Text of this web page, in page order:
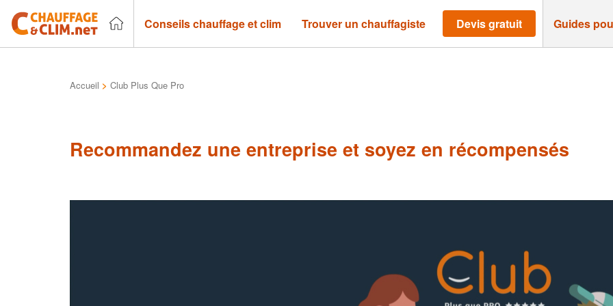
Conseils chauffage et clim Trouver un chauffagiste Devis gratuit Guides
Accueil > Club Plus Que Pro
Recommandez une entreprise et soyez en récompensés